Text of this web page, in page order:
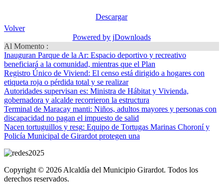
Descargar
Volver
Powered by jDownloads
Al Momento :
Inauguran Parque de la Ar: Espacio deportivo y recreativo
beneficiará a la comunidad, mientras que el Plan
Registro Único de Viviend: El censo está dirigido a hogares con
etiqueta roja o pérdida total y se realizar
Autoridades supervisan es: Ministra de Hábitat y Vivienda,
gobernadora y alcalde recorrieron la estructura
Terminal de Maracay manti: Niños, adultos mayores y personas con
discapacidad no pagan el impuesto de salid
Nacen tortuguillos y resg: Equipo de Tortugas Marinas Choroní y
Policía Municipal de Girardot protegen una
Copyright © 2026 Alcaldía del Municipio Girardot. Todos los
derechos reservados.